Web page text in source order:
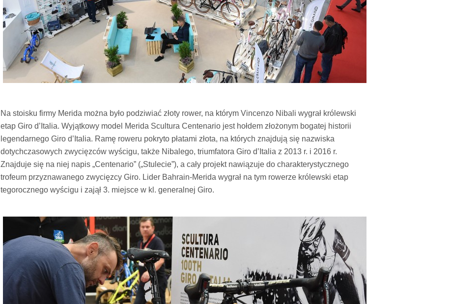
Na stoisku firmy Merida można było podziwiać złoty rower, na którym Vincenzo Nibali wygrał królewski
etap Giro d’Italia. Wyjątkowy model Merida Scultura Centenario jest hołdem złożonym bogatej historii
legendarnego Giro d’Italia. Ramę roweru pokryto płatami złota, na których znajdują się nazwiska
dotychczasowych zwycięzców wyścigu, także Nibalego, triumfatora Giro d’Italia z 2013 r. i 2016 r.
Znajduje się na niej napis „Centenario” („Stulecie”), a cały projekt nawiązuje do charakterystycznego
trofeum przyznawanego zwycięzcy Giro. Lider Bahrain-Merida wygrał na tym rowerze królewski etap
tegorocznego wyścigu i zajął 3. miejsce w kl. generalnej Giro.